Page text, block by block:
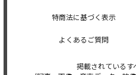
特商法に基づく表示
よくあるご質問
掲載されているす